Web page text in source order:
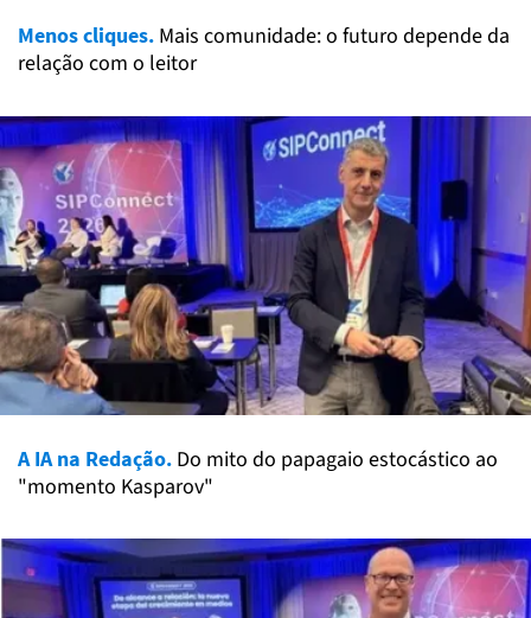
Menos cliques. Mais comunidade: o futuro depende da
relação com o leitor
A IA na Redação. Do mito do papagaio estocástico ao
"momento Kasparov"